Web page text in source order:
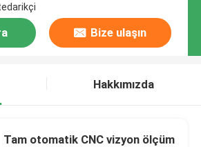
Bize ulaşın
Hakkımızda
Tam otomatik CNC vizyon ölçüm